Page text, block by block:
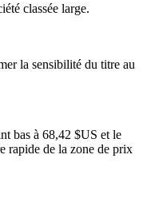
classée large.
la sensibilité du titre au
bas à 68,42 $US et le
rapide de la zone de prix